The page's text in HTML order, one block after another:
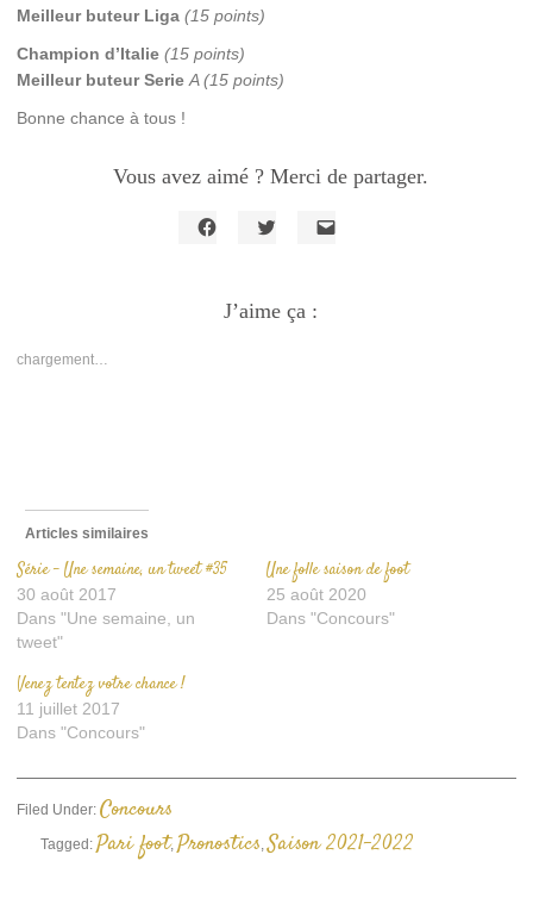
Meilleur buteur Liga (15 points)
Champion d’Italie (15 points)
Meilleur buteur Serie A (15 points)
Bonne chance à tous !
Vous avez aimé ? Merci de partager.
Facebook(ouvre
dans
Twitter(ouvre
dans
J’aime ça :
chargement…
Articles similaires
Série – Une semaine, un tweet #35
30 août 2017
Dans "Une semaine, un
tweet"
Une folle saison de foot
25 août 2020
Dans "Concours"
Venez tentez votre chance !
11 juillet 2017
Dans "Concours"
Filed Under:Concours
Tagged:Pari foot,Pronostics,Saison 2021-2022